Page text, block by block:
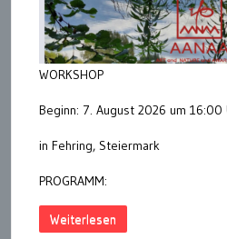
WORKSHOP
Beginn: 7. August 2026 um
in Fehring, Steiermark
PROGRAMM:
Weiterlesen